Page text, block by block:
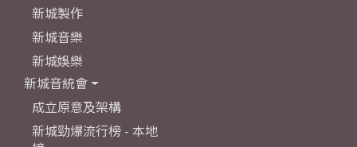
新城製作
新城音樂
新城娛樂
新城音統會
成立原意及架構
新城勁爆流行榜 - 本地